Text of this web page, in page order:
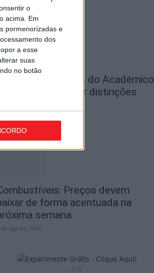
o
acima. Em
pormenorizadas e
dos
a esse
suas
no botão
Agosto, 2026
Futebol: Jogadores do Académico
e Tondela vão exibir distinções
Preços devem
de forma acentuada na
semana
de Agosto, 2026